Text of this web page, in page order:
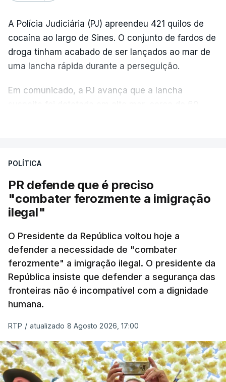
A Polícia Judiciária (PJ) apreendeu 421 quilos de
cocaína ao largo de Sines. O conjunto de fardos de
droga tinham acabado de ser lançados ao mar de
uma lancha rápida durante a perseguição.
Em comunicado, a PJ avança que a lancha
desencadeando uma ação de prevenção
articulação com a Marinha, a Autoridade Marítima
Nacional e a Força Aérea.
apreendida mais cocaína até ao momento de que
em todo o ano de 2025.
A ação de prevenção visa a deteção em alto mar
de embarcações de alta velocidade (EAV) que
utilizam a costa nacional para o tráfico de droga.
c/ Lusa
POLÍTICA
PR defende que é preciso
"combater ferozmente a imigração
ilegal"
O Presidente da República voltou hoje a
defender a necessidade de "combater
ferozmente" a imigração ilegal. O presidente da
República insiste que defender a segurança das
fronteiras não é incompatível com a dignidade
humana.
RTP / atualizado 8 Agosto 2026, 17:00